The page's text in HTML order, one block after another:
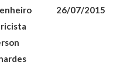
26/07/2015